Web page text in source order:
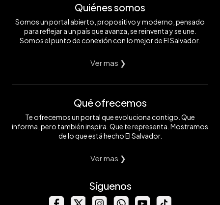
Quiénes somos
Somos un portal abierto, propositivo y moderno, pensado
para reflejar a un país que avanza, se reinventa y se une.
Somos el punto de conexión con lo mejor de El Salvador.
Ver mas ❯
Qué ofrecemos
Te ofrecemos un portal que evoluciona contigo. Que
informa, pero también inspira. Que te representa. Mostramos
de lo que está hecho El Salvador.
Ver mas ❯
Síguenos